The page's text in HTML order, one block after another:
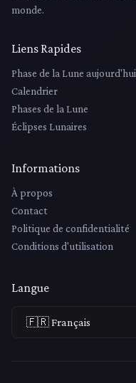
monde.
Liens Rapides
Phase de la Lune aujourd'hui
Calendrier
Phases de la Lune
Éclipses Lunaires
Informations
À propos
Contact
Politique de confidentialité
Conditions d'utilisation
Langue